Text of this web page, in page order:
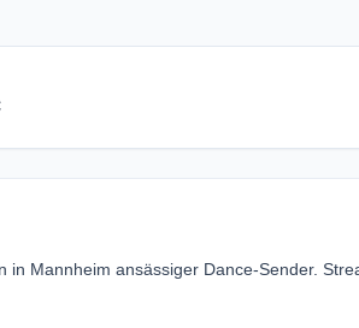
in Mannheim ansässiger Dance-Sender.